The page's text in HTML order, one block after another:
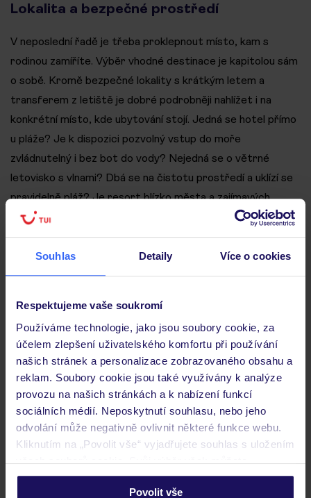
Souhlas Detaily Více o cookies
Respektujeme vaše soukromí
Používáme technologie, jako jsou soubory cookie, za
účelem zlepšení uživatelského komfortu při používání
našich stránek a personalizace zobrazovaného obsahu a
reklam. Soubory cookie jsou také využívány k analýze
provozu na našich stránkách a k nabízení funkcí
sociálních médií. Neposkytnutí souhlasu, nebo jeho
odvolání může negativně ovlivnit některé funkce webu.
Kliknutím na „Povolit vše“ vyjadřujete souhlas s uložením
všech souborů cookie. Svůj výběr však můžete
personalizovat v sekci „Personalizace“.
Povolit vše
Lokalita a bezpečné prostředí
V neposlední řadě je třeba proklepnout místo, kam s
rodinou zamíříte. Výběr vhodné destinace je kapitolou sám
o sobě. Kromě bezpečné lokality s krátkým letem a
transferem z letiště je dobré podrobněji nahlížet i na
konkrétní místo, kde ubytování stojí. Jedná se hotel přímo
u pláže? Je k dispozici pozvolný vstup do moře
zvládnutelný i bez bot do vody? Nejedná se o větrné
letovisko s vlnami? Dbá se na čistotu prostředí a uklízí se
pravidelně pláž? Je resort blízko města a zajímavých
atrakcí jako například vodní svět, akvárium nebo lunapark?
Prověřením těchto aspektů budete ještě blíž ideální
rodinné dovolené.
Co si ohlídat před rezervací dovolené s